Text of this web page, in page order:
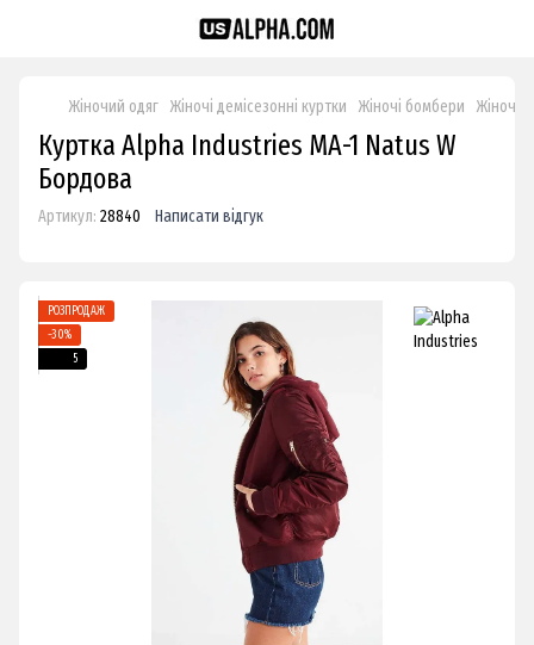
Жіночий одяг Жіночі демісезонні куртки Жіночі бомбери Жіночі
Куртка Alpha Industries MA-1 Natus W
Бордова
Артикул: 28840 Написати відгук
РОЗПРОДАЖ
−30%
5